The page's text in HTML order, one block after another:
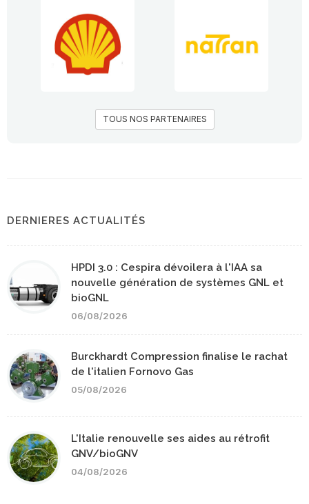
TOUS NOS PARTENAIRES
DERNIERES ACTUALITÉS
HPDI 3.0 : Cespira dévoilera à l'IAA sa
nouvelle génération de systèmes GNL et
bioGNL
06/08/2026
Burckhardt Compression finalise le rachat
de l'italien Fornovo Gas
05/08/2026
L'Italie renouvelle ses aides au rétrofit
GNV/bioGNV
04/08/2026